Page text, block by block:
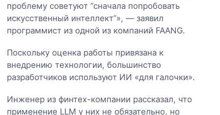
проблему советуют “сначала попробовать
искусственный интеллект”», — заявил
программист из одной из компаний FAANG.
Поскольку оценка работы привязана к
внедрению технологии, большинство
разработчиков используют ИИ «для галочки».
Инженер из финтех-компании рассказал, что
применение LLM у них не обязательно, но